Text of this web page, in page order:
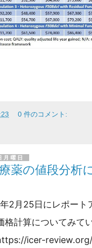
0 件のコメント:
曜日
薬の値段分析
2月25日にレポート
格計算についてみて
icer-